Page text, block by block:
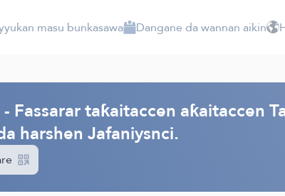
masu bunkasawa Dangane da wannan aikin
taƙaitaccen aƙaitaccen
harshen Jafaniysnci.